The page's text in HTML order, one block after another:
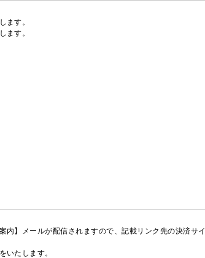
ます。
ます。
内】メールが配信されますので、記載リンク先の決済サイ
いたします。